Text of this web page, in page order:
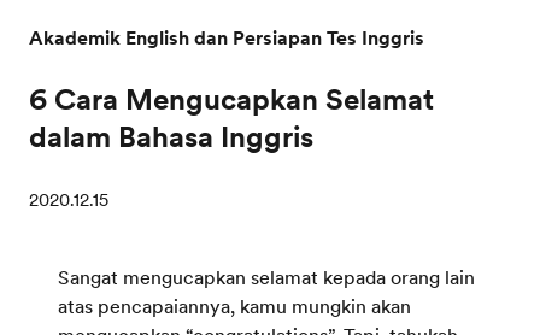
Akademik English dan Persiapan Tes Inggris
6 Cara Mengucapkan Selamat
dalam Bahasa Inggris
2020.12.15
Sangat mengucapkan selamat kepada orang lain
atas pencapaiannya, kamu mungkin akan